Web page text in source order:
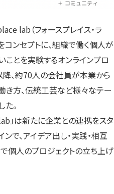
lab（フォースプレイス・ラ
をコンセプトに、組織で働く個人が
ことを実験するオンラインプロ
、約70人の会社員が本業から
き方、伝統工芸など様々なテー
。
」は新たに企業との連携をスタ
で、アイデア出し・実践・相互
で個人のプロジェクトの立ち上げ